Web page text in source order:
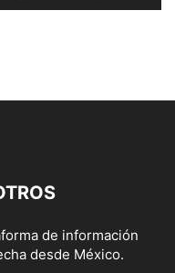
de información
desde México.